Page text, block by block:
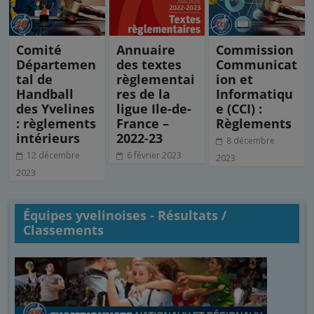
Comité
Départemen
tal de
Handball
des Yvelines
: règlements
intérieurs
12 décembre
2023
Annuaire
des textes
règlementai
res de la
ligue Ile-de-
France –
2022-23
6 février 2023
Commission
Communicat
ion et
Informatiqu
e (CCI) :
Règlements
8 décembre
2023
Équipes yvelinoises - Résultats /
Classements